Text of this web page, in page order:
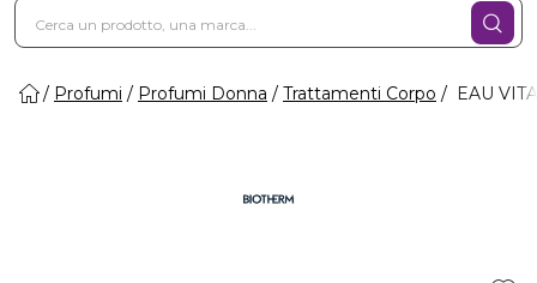
Profumi Profumi Donna Trattamenti Corpo EAU